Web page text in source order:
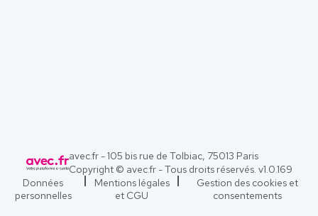
avec.fr - 105 bis rue de Tolbiac, 75013 Paris
Copyright © avec.fr - Tous droits réservés. v1.0.169
Données
personnelles
Mentions légales
et CGU
Gestion des cookies et
consentements